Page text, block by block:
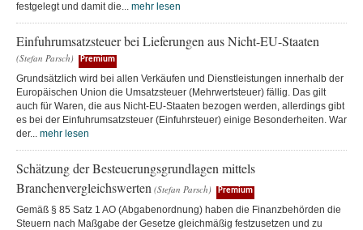
festgelegt und damit die... mehr lesen
Einfuhrumsatzsteuer bei Lieferungen aus Nicht-EU-Staaten
(Stefan Parsch) Premium
Grundsätzlich wird bei allen Verkäufen und Dienstleistungen innerhalb der
Europäischen Union die Umsatzsteuer (Mehrwertsteuer) fällig. Das gilt
auch für Waren, die aus Nicht-EU-Staaten bezogen werden, allerdings gibt
es bei der Einfuhrumsatzsteuer (Einfuhrsteuer) einige Besonderheiten. War
der... mehr lesen
Schätzung der Besteuerungsgrundlagen mittels
Branchenvergleichswerten (Stefan Parsch) Premium
Gemäß § 85 Satz 1 AO (Abgabenordnung) haben die Finanzbehörden die
Steuern nach Maßgabe der Gesetze gleichmäßig festzusetzen und zu